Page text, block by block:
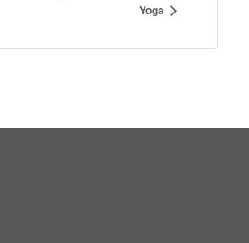
Yoga